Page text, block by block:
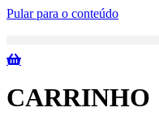
Pular para o conteúdo
CARRINHO